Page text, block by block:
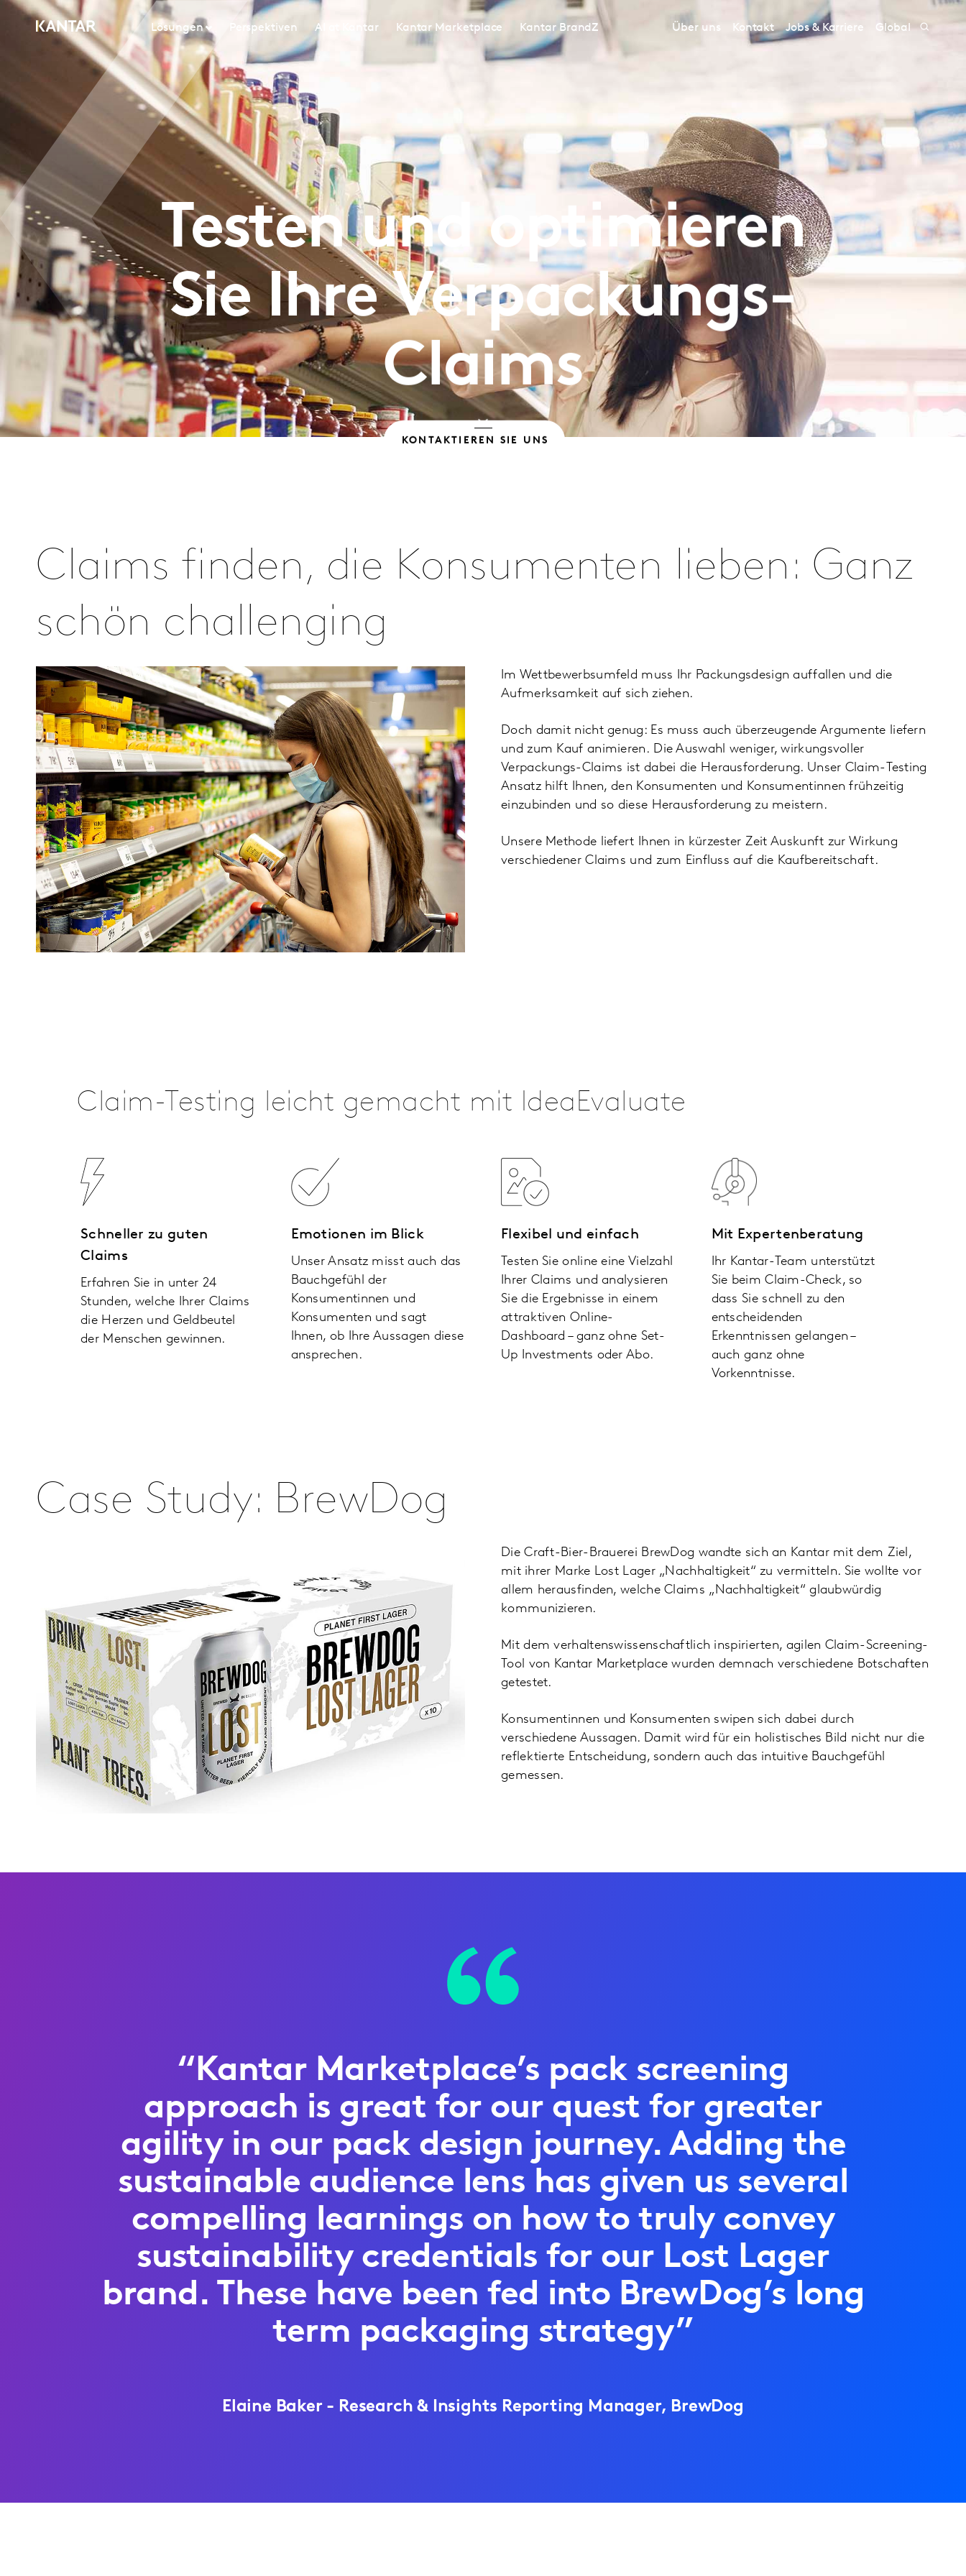
Lösungen Perspektiven AI at Kantar Kantar Marketplace Kantar BrandZ Über uns Kontakt Jobs & Karriere Global
Testen und optimieren
Sie Ihre Verpackungs-
Claims
KONTAKTIEREN SIE UNS
Claims finden, die Konsumenten lieben: Ganz
schön challenging
Im Wettbewerbsumfeld muss Ihr Packungsdesign auffallen und die
Aufmerksamkeit auf sich ziehen.
Doch damit nicht genug: Es muss auch überzeugende Argumente liefern
und zum Kauf animieren. Die Auswahl weniger, wirkungsvoller
Verpackungs-Claims ist dabei die Herausforderung. Unser Claim-Testing
Ansatz hilft Ihnen, den Konsumenten und Konsumentinnen frühzeitig
einzubinden und so diese Herausforderung zu meistern.
Unsere Methode liefert Ihnen in kürzester Zeit Auskunft zur Wirkung
verschiedener Claims und zum Einfluss auf die Kaufbereitschaft.
Claim-Testing leicht gemacht mit IdeaEvaluate
Schneller zu guten
Claims
Erfahren Sie in unter 24
Stunden, welche Ihrer Claims
die Herzen und Geldbeutel
der Menschen gewinnen.
Emotionen im Blick
Unser Ansatz misst auch das
Bauchgefühl der
Konsumentinnen und
Konsumenten und sagt
Ihnen, ob Ihre Aussagen diese
ansprechen.
Flexibel und einfach
Testen Sie online eine Vielzahl
Ihrer Claims und analysieren
Sie die Ergebnisse in einem
attraktiven Online-
Dashboard – ganz ohne Set-
Up Investments oder Abo.
Mit Expertenberatung
Ihr Kantar-Team unterstützt
Sie beim Claim-Check, so
dass Sie schnell zu den
entscheidenden
Erkenntnissen gelangen –
auch ganz ohne
Vorkenntnisse.
Case Study: BrewDog
Die Craft-Bier-Brauerei BrewDog wandte sich an Kantar mit dem Ziel,
mit ihrer Marke Lost Lager „Nachhaltigkeit“ zu vermitteln. Sie wollte vor
allem herausfinden, welche Claims „Nachhaltigkeit“ glaubwürdig
kommunizieren.
Mit dem verhaltenswissenschaftlich inspirierten, agilen Claim-Screening-
Tool von Kantar Marketplace wurden demnach verschiedene Botschaften
getestet.
Konsumentinnen und Konsumenten swipen sich dabei durch
verschiedene Aussagen. Damit wird für ein holistisches Bild nicht nur die
reflektierte Entscheidung, sondern auch das intuitive Bauchgefühl
gemessen.
“Kantar Marketplace’s pack screening
approach is great for our quest for greater
agility in our pack design journey. Adding the
sustainable audience lens has given us several
compelling learnings on how to truly convey
sustainability credentials for our Lost Lager
brand. These have been fed into BrewDog’s long
term packaging strategy”
Elaine Baker - Research & Insights Reporting Manager, BrewDog